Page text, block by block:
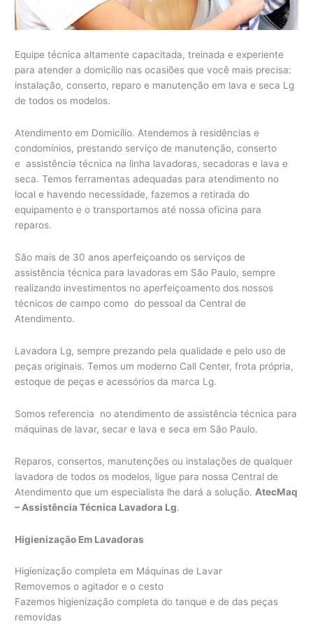
Equipe técnica altamente capacitada, treinada e experiente
para atender a domicílio nas ocasiões que você mais precisa:
instalação, conserto, reparo e manutenção em lava e seca Lg
de todos os modelos.
Atendimento em Domicílio. Atendemos à residências e
condomínios, prestando serviço de manutenção, conserto
e assistência técnica na linha lavadoras, secadoras e lava e
seca. Temos ferramentas adequadas para atendimento no
local e havendo necessidade, fazemos a retirada do
equipamento e o transportamos até nossa oficina para
reparos.
São mais de 30 anos aperfeiçoando os serviços de
assistência técnica para lavadoras em São Paulo, sempre
realizando investimentos no aperfeiçoamento dos nossos
técnicos de campo como do pessoal da Central de
Atendimento.
Lavadora Lg, sempre prezando pela qualidade e pelo uso de
peças originais. Temos um moderno Call Center, frota própria,
estoque de peças e acessórios da marca Lg.
Somos referencia no atendimento de assistência técnica para
máquinas de lavar, secar e lava e seca em São Paulo.
Reparos, consertos, manutenções ou instalações de qualquer
lavadora de todos os modelos, ligue para nossa Central de
Atendimento que um especialista lhe dará a solução. AtecMaq
– Assistência Técnica Lavadora Lg.
Higienização Em Lavadoras
Higienização completa em Máquinas de Lavar
Removemos o agitador e o cesto
Fazemos higienização completa do tanque e de das peças
removidas